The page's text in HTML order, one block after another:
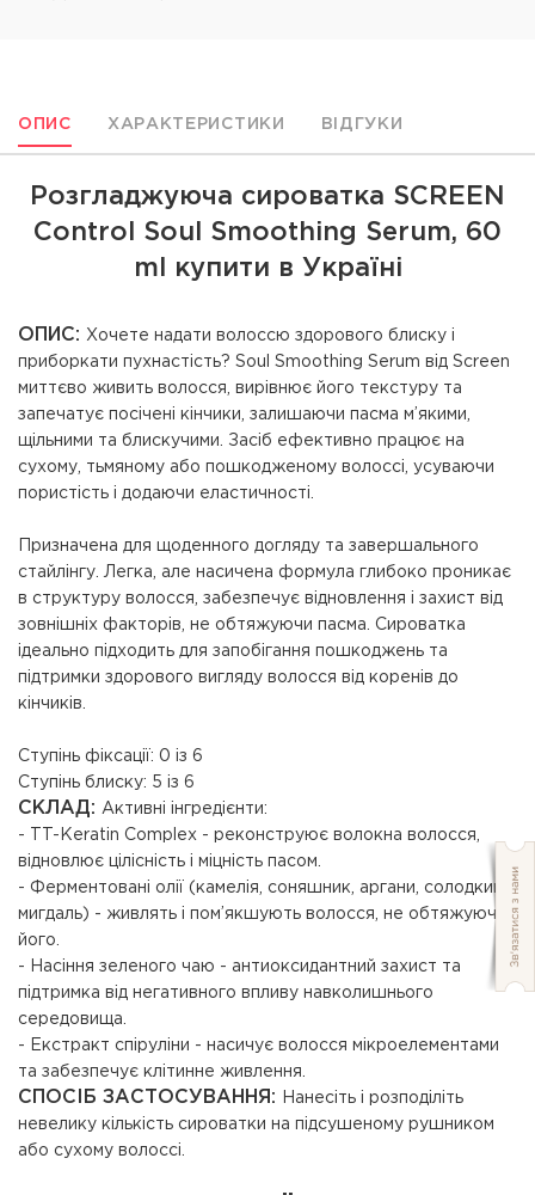
ОПИС ХАРАКТЕРИСТИКИ ВІДГУКИ
Розгладжуюча сироватка SCREEN
Control Soul Smoothing Serum, 60
ml купити в Україні
ОПИС: Хочете надати волоссю здорового блиску і
приборкати пухнастість? Soul Smoothing Serum від Screen
миттєво живить волосся, вирівнює його текстуру та
запечатує посічені кінчики, залишаючи пасма м’якими,
щільними та блискучими. Засіб ефективно працює на
сухому, тьмяному або пошкодженому волоссі, усуваючи
пористість і додаючи еластичності.
Призначена для щоденного догляду та завершального
стайлінгу. Легка, але насичена формула глибоко проникає
в структуру волосся, забезпечує відновлення і захист від
зовнішніх факторів, не обтяжуючи пасма. Сироватка
ідеально підходить для запобігання пошкоджень та
підтримки здорового вигляду волосся від коренів до
кінчиків.
Ступінь фіксації: 0 із 6
Ступінь блиску: 5 із 6
СКЛАД: Активні інгредієнти:
- TT-Keratin Complex - реконструює волокна волосся,
відновлює цілісність і міцність пасом.
- Ферментовані олії (камелія, соняшник, аргани, солодкий
мигдаль) - живлять і пом’якшують волосся, не обтяжуючи
його.
- Насіння зеленого чаю - антиоксидантний захист та
підтримка від негативного впливу навколишнього
середовища.
- Екстракт спіруліни - насичує волосся мікроелементами
та забезпечує клітинне живлення.
СПОСІБ ЗАСТОСУВАННЯ:
Нанесіть і розподіліть
невелику кількість сироватки на підсушеному рушником
або сухому волоссі.